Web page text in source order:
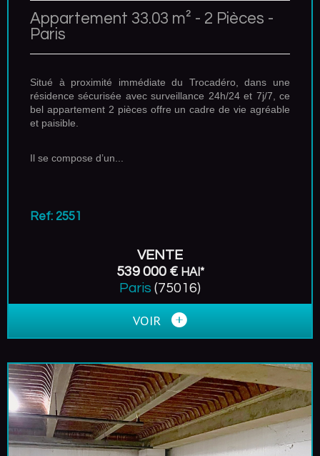
Appartement 33.03 m² - 2 Pièces -
Paris
Situé à proximité immédiate du Trocadéro, dans une
résidence sécurisée avec surveillance 24h/24 et 7j/7, ce
bel appartement 2 pièces offre un cadre de vie agréable
et paisible.
Il se compose d’un...
Ref: 2551
VENTE
539 000 € HAI*
Paris (75016)
VOIR